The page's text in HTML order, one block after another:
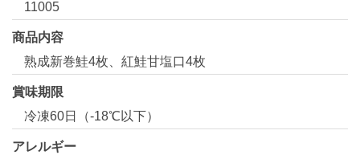
11005
商品内容
熟成新巻鮭4枚、紅鮭甘塩口4枚
賞味期限
冷凍60日（-18℃以下）
アレルギー